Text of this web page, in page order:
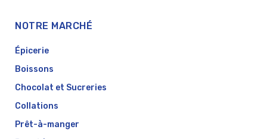
NOTRE MARCHÉ
Épicerie
Boissons
Chocolat et Sucreries
Collations
Prêt-à-manger